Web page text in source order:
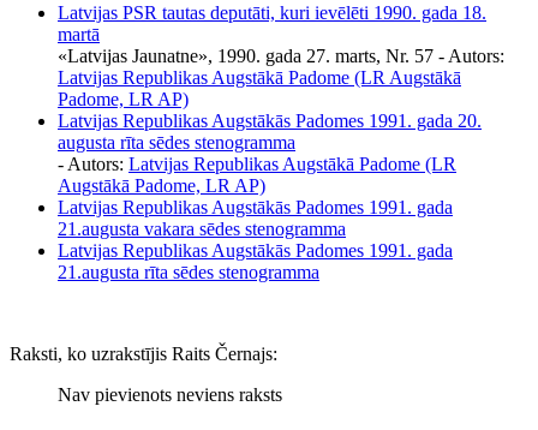
Latvijas PSR tautas deputāti, kuri ievēlēti 1990. gada 18.
martā
«Latvijas Jaunatne», 1990. gada 27. marts, Nr. 57 - Autors:
Latvijas Republikas Augstākā Padome (LR Augstākā
Padome, LR AP)
Latvijas Republikas Augstākās Padomes 1991. gada 20.
augusta rīta sēdes stenogramma
- Autors: Latvijas Republikas Augstākā Padome (LR
Augstākā Padome, LR AP)
Latvijas Republikas Augstākās Padomes 1991. gada
21.augusta vakara sēdes stenogramma
Latvijas Republikas Augstākās Padomes 1991. gada
21.augusta rīta sēdes stenogramma
Raksti, ko uzrakstījis Raits Černajs:
Nav pievienots neviens raksts